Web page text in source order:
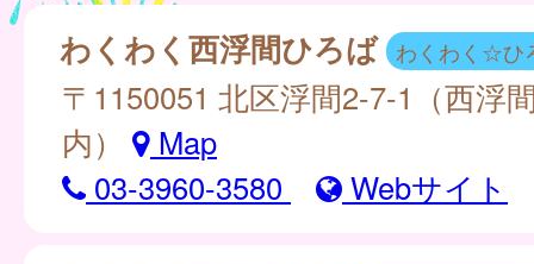
わくわく西浮間ひろば わくわく☆ひ
〒1150051 北区浮間2-7-1（西浮
内）
Map
03-3960-3580
Webサイト